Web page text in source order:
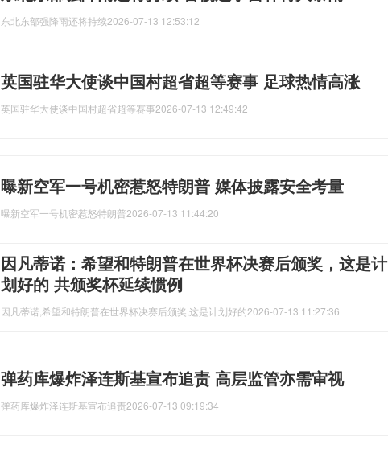
东北东部强降雨还将持续2026-07-13 12:53:12
英国驻华大使谈中国村超省超等赛事 足球热情高涨
英国驻华大使谈中国村超省超等赛事2026-07-13 12:49:42
曝新空军一号机密惹怒特朗普 媒体披露安全考量
曝新空军一号机密惹怒特朗普2026-07-13 11:44:20
因凡蒂诺：希望和特朗普在世界杯决赛后颁奖，这是计
划好的 共颁奖杯延续惯例
因凡蒂诺,希望和特朗普在世界杯决赛后颁奖,这是计划好的2026-07-13 11:27:36
弹药库爆炸泽连斯基宣布追责 高层监管亦需审视
弹药库爆炸泽连斯基宣布追责2026-07-13 09:19:34